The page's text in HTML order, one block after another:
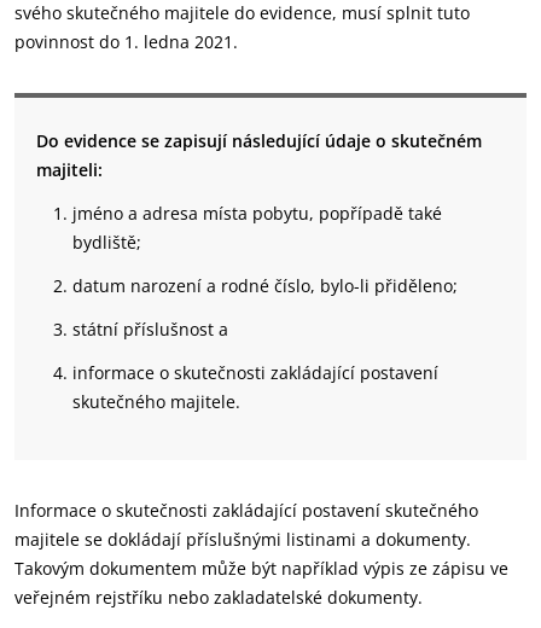
svého skutečného majitele do evidence, musí splnit tuto
povinnost do 1. ledna 2021.
Do evidence se zapisují následující údaje o skutečném
majiteli:
jméno a adresa místa pobytu, popřípadě také
bydliště;
datum narození a rodné číslo, bylo-li přiděleno;
státní příslušnost a
informace o skutečnosti zakládající postavení
skutečného majitele.
Informace o skutečnosti zakládající postavení skutečného
majitele se dokládají příslušnými listinami a dokumenty.
Takovým dokumentem může být například výpis ze zápisu ve
veřejném rejstříku nebo zakladatelské dokumenty.